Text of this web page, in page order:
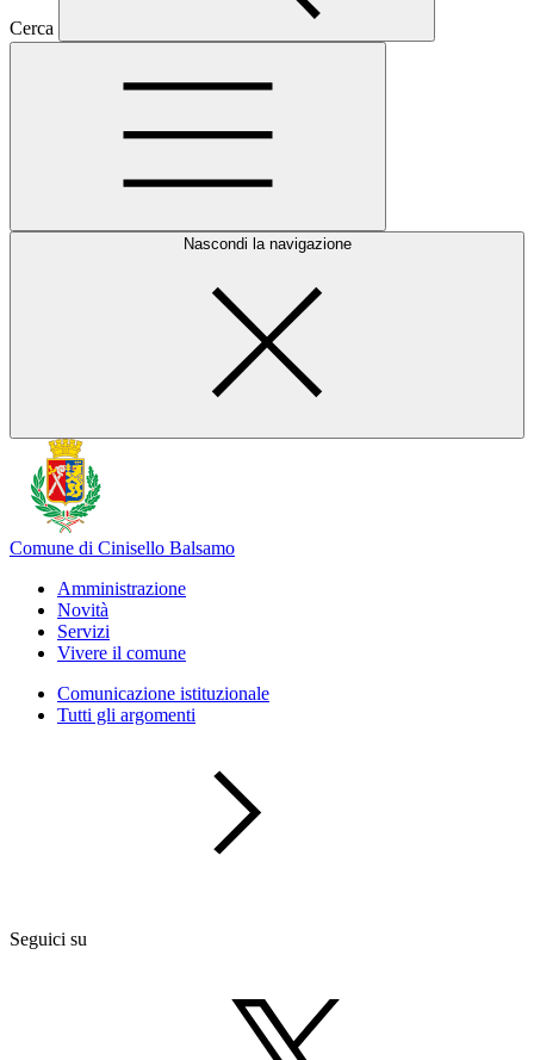
Cerca
Nascondi la navigazione
Comune di Cinisello Balsamo
Amministrazione
Novità
Servizi
Vivere il comune
Comunicazione istituzionale
Tutti gli argomenti
Seguici su